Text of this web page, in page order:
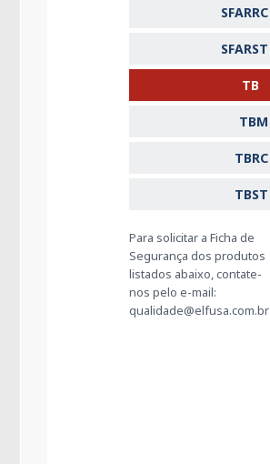
SFARRC
SFARST
TB
TBM
TBRC
TBST
Para solicitar a Ficha de
Segurança dos produtos
listados abaixo, contate-
nos pelo e-mail:
qualidade@elfusa.com.br